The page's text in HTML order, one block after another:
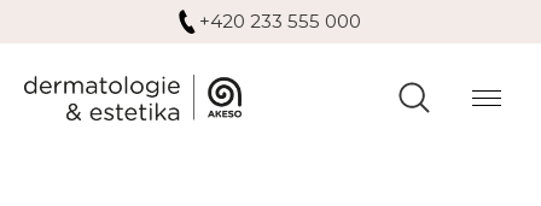
+420 233 555 000